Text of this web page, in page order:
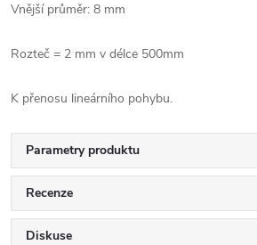
Vnější průměr: 8 mm
Rozteč = 2 mm v délce 500mm
K přenosu lineárního pohybu.
Parametry produktu
Recenze
Diskuse